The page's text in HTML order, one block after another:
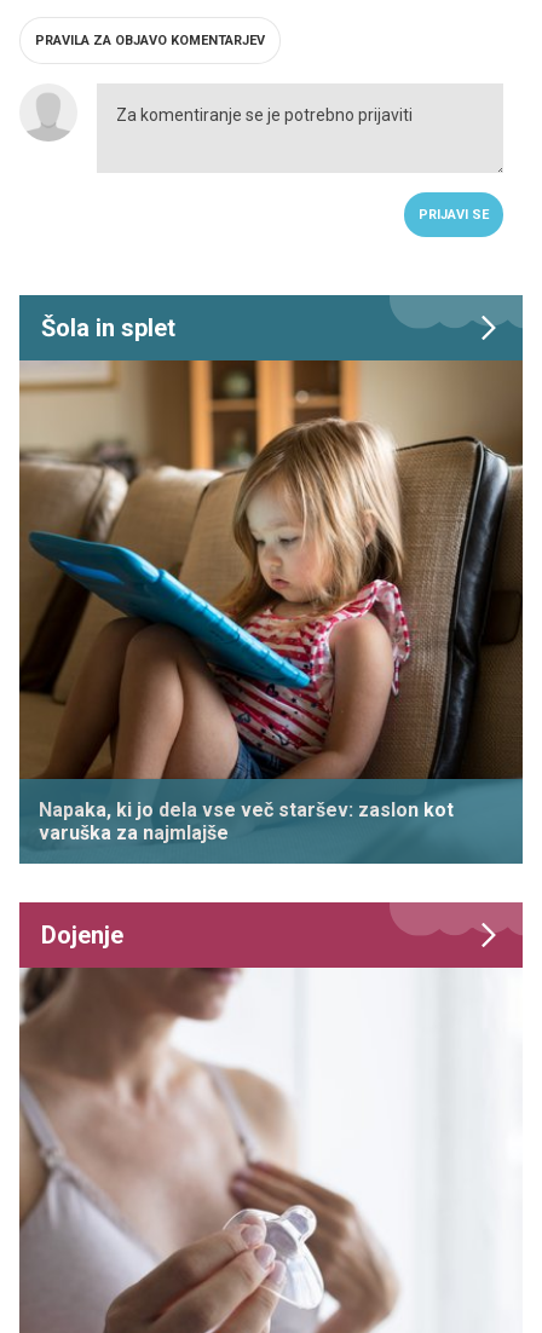
PRAVILA ZA OBJAVO KOMENTARJEV
PRIJAVI SE
Šola in splet
Napaka, ki jo dela vse več staršev: zaslon kot
varuška za najmlajše
Dojenje